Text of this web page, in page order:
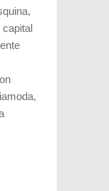
capital